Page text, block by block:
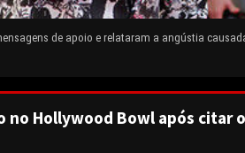
de apoio e relataram a angústia
no Hollywood Bowl após citar